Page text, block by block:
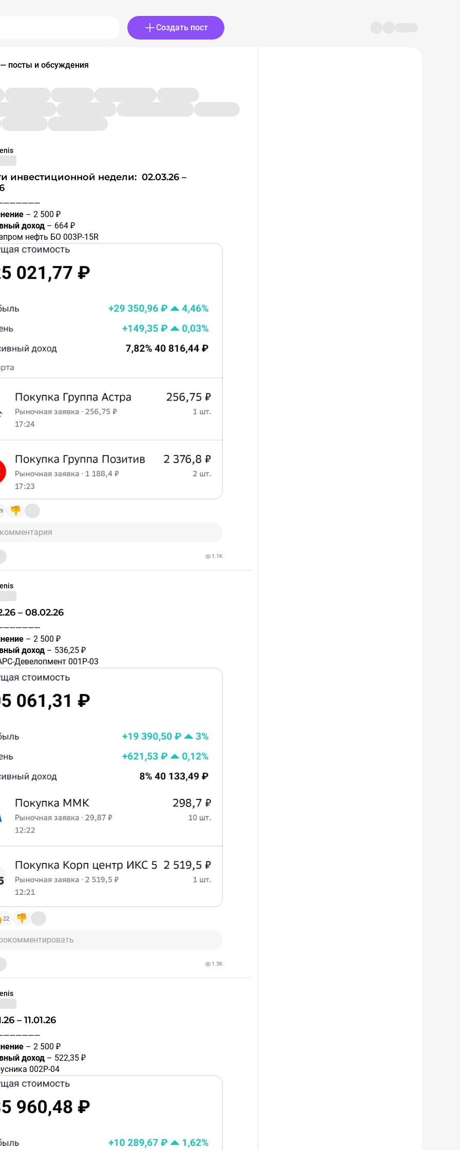
Создать пост
посты и обсуждения
– 2 500 ₽
доход – 664 ₽
нефть БО 003P-15R
– 8,2 ₽
– 21,37 ₽
групп 002P-06
001Р-02
БО-П01-USD
002Р-04
БО-002Р-06
Ленэнерго 001P-01
– 141 ₽
001Р-02
– 13,87 ₽
БО 001P-04
в портфель:
Группа Позитив#POSI
Астра#ASTR
индивидуальной инвестиционной рекомендацией.
#портфель
9
1.1K
– 08.02.26
– 2 500 ₽
доход – 536,25 ₽
Девелопмент 001Р-03
– 21,37 ₽
групп 002P-06
– 20,34 ₽
001Р-02
БО-002Р-06
Ленэнерго 001P-01
001Р-02
– 14,09 ₽
БО 001P-04
– 33,28 ₽
ММК#MAGN
индивидуальной инвестиционной рекомендацией.
#портфель
22
1.3K
– 11.01.26
– 2 500 ₽
доход – 522,35 ₽
002Р-04
– 17,67 ₽
БО-002Р-06
– 149,7 ₽
Ленэнерго 001P-01
001Р-02